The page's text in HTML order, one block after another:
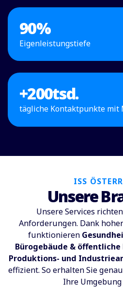
90%
Eigenleistungstiefe
+200tsd.
tägliche Kontaktpunkte mit
ISS
Unsere
Unsere Services
Anforderungen. Dank
funktionieren
Bürogebäude &
Produktions- und
effizient. So erhalten Sie
Ihre